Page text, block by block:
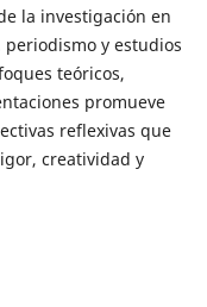
la investigación en
periodismo y estudios
teóricos,
promueve
reflexivas que
creatividad y